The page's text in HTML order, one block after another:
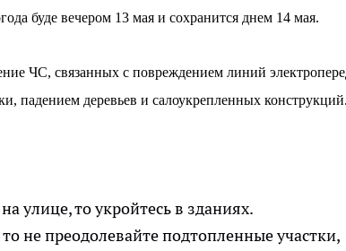
буде вечером 13 мая и сохранится днем 14 мая.
ЧС, связанных с повреждением линий
падением деревьев и салоукрепленных конструкций.
улице, то укройтесь в зданиях.
не преодолевайте подтопленные участки,